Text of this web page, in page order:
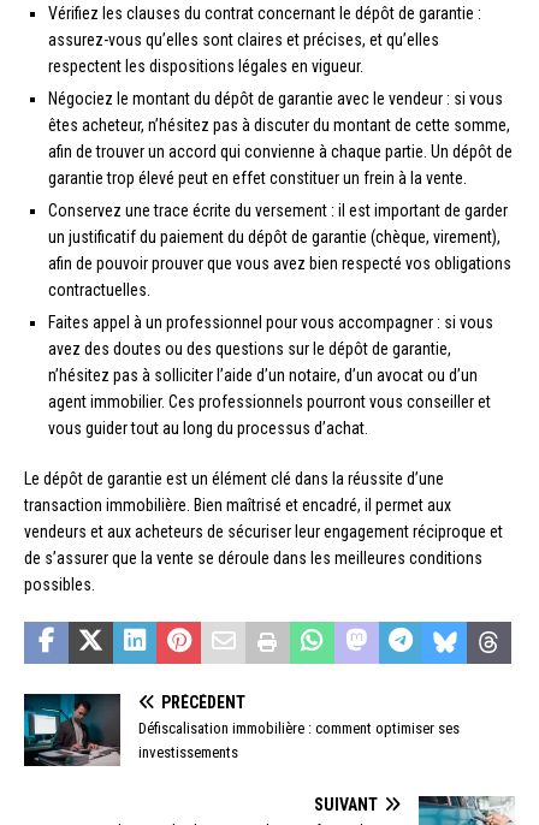
Vérifiez les clauses du contrat concernant le dépôt de garantie :
assurez-vous qu’elles sont claires et précises, et qu’elles
respectent les dispositions légales en vigueur.
Négociez le montant du dépôt de garantie avec le vendeur : si vous
êtes acheteur, n’hésitez pas à discuter du montant de cette somme,
afin de trouver un accord qui convienne à chaque partie. Un dépôt de
garantie trop élevé peut en effet constituer un frein à la vente.
Conservez une trace écrite du versement : il est important de garder
un justificatif du paiement du dépôt de garantie (chèque, virement),
afin de pouvoir prouver que vous avez bien respecté vos obligations
contractuelles.
Faites appel à un professionnel pour vous accompagner : si vous
avez des doutes ou des questions sur le dépôt de garantie,
n’hésitez pas à solliciter l’aide d’un notaire, d’un avocat ou d’un
agent immobilier. Ces professionnels pourront vous conseiller et
vous guider tout au long du processus d’achat.
Le dépôt de garantie est un élément clé dans la réussite d’une
transaction immobilière. Bien maîtrisé et encadré, il permet aux
vendeurs et aux acheteurs de sécuriser leur engagement réciproque et
de s’assurer que la vente se déroule dans les meilleures conditions
possibles.
PRÉCÉDENT
Défiscalisation immobilière : comment optimiser ses
investissements
SUIVANT